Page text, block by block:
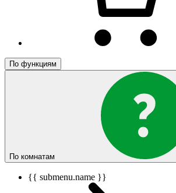
По функциям
По комнатам
{{ submenu.name }}